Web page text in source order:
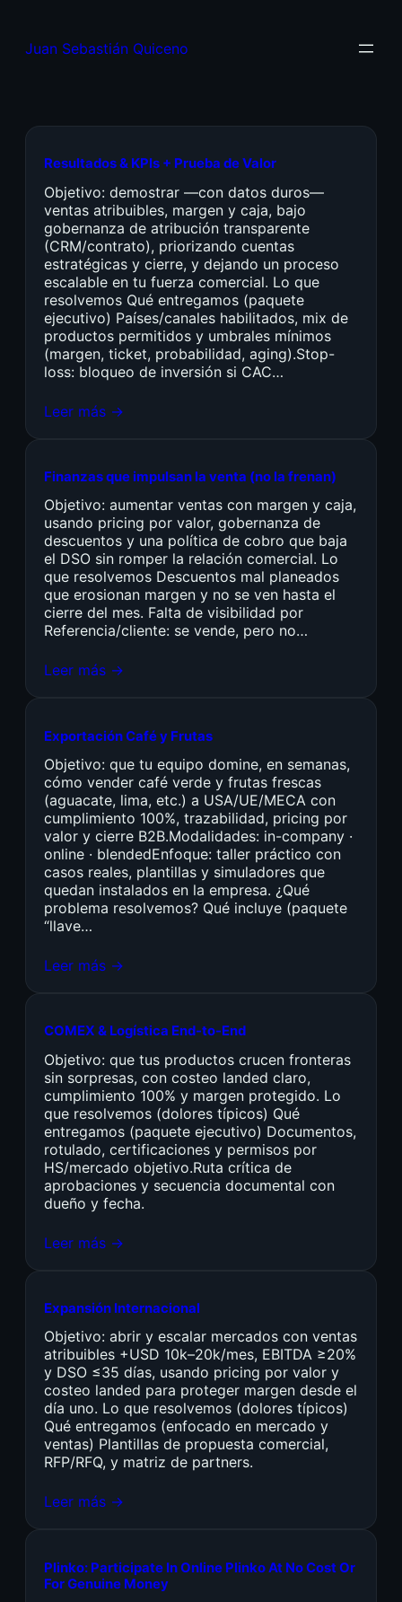
Juan Sebastián Quiceno
Resultados & KPIs + Prueba de Valor
Objetivo: demostrar —con datos duros—
ventas atribuibles, margen y caja, bajo
gobernanza de atribución transparente
(CRM/contrato), priorizando cuentas
estratégicas y cierre, y dejando un proceso
escalable en tu fuerza comercial. Lo que
resolvemos Qué entregamos (paquete
ejecutivo) Países/canales habilitados, mix de
productos permitidos y umbrales mínimos
(margen, ticket, probabilidad, aging).Stop-
loss: bloqueo de inversión si CAC…
Leer más →
Finanzas que impulsan la venta (no la frenan)
Objetivo: aumentar ventas con margen y caja,
usando pricing por valor, gobernanza de
descuentos y una política de cobro que baja
el DSO sin romper la relación comercial. Lo
que resolvemos Descuentos mal planeados
que erosionan margen y no se ven hasta el
cierre del mes. Falta de visibilidad por
Referencia/cliente: se vende, pero no…
Leer más →
Exportación Café y Frutas
Objetivo: que tu equipo domine, en semanas,
cómo vender café verde y frutas frescas
(aguacate, lima, etc.) a USA/UE/MECA con
cumplimiento 100%, trazabilidad, pricing por
valor y cierre B2B.Modalidades: in-company ·
online · blendedEnfoque: taller práctico con
casos reales, plantillas y simuladores que
quedan instalados en la empresa. ¿Qué
problema resolvemos? Qué incluye (paquete
“llave…
Leer más →
COMEX & Logística End-to-End
Objetivo: que tus productos crucen fronteras
sin sorpresas, con costeo landed claro,
cumplimiento 100% y margen protegido. Lo
que resolvemos (dolores típicos) Qué
entregamos (paquete ejecutivo) Documentos,
rotulado, certificaciones y permisos por
HS/mercado objetivo.Ruta crítica de
aprobaciones y secuencia documental con
dueño y fecha.
Leer más →
Expansión Internacional
Objetivo: abrir y escalar mercados con ventas
atribuibles +USD 10k–20k/mes, EBITDA ≥20%
y DSO ≤35 días, usando pricing por valor y
costeo landed para proteger margen desde el
día uno. Lo que resolvemos (dolores típicos)
Qué entregamos (enfocado en mercado y
ventas) Plantillas de propuesta comercial,
RFP/RFQ, y matriz de partners.
Leer más →
Plinko: Participate In Online Plinko At No Cost Or
For Genuine Money